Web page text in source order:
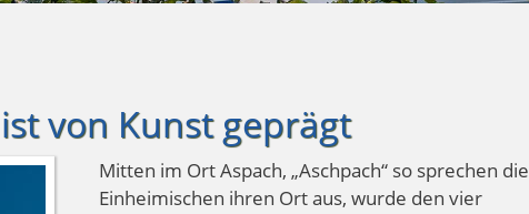
von Kunst geprägt
Mitten im Ort Aspach, „Aschpach“ so sprechen die
Einheimischen ihren Ort aus, wurde den vier